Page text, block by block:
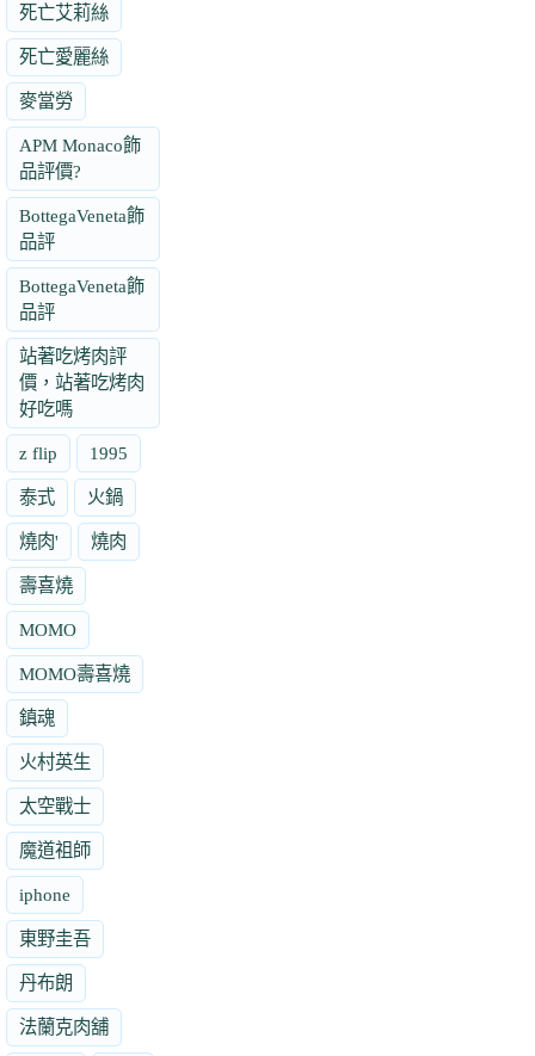
死亡艾莉絲
死亡愛麗絲
麥當勞
APM Monaco飾
品評價?
BottegaVeneta飾
品評
BottegaVeneta飾
品評
站著吃烤肉評
價，站著吃烤肉
好吃嗎
z flip 1995
泰式 火鍋
燒肉' 燒肉
壽喜燒
MOMO
MOMO壽喜燒
鎮魂
火村英生
太空戰士
魔道祖師
iphone
東野圭吾
丹布朗
法蘭克肉舖